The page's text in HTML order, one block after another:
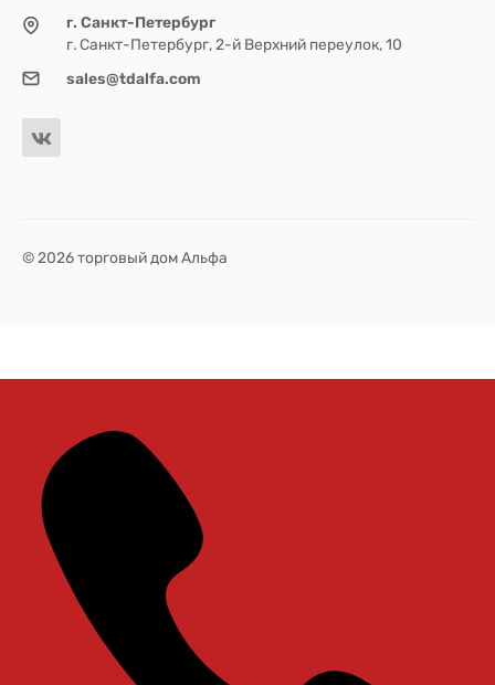
г. Санкт-Петербург
г. Санкт-Петербург, 2-й Верхний переулок, 10
sales@tdalfa.com
© 2026 торговый дом Альфа